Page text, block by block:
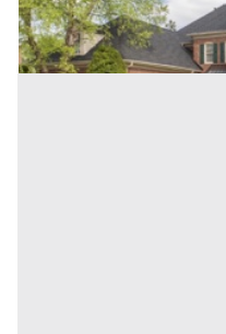
Codice asta:34feed3b
28/10/2026